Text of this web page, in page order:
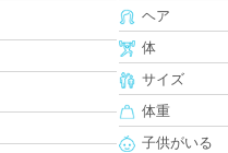
ヘア
体
サイズ
体重
子供がいる